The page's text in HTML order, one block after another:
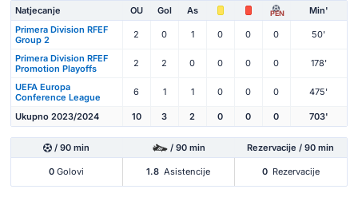
Natjecanje OU Gol As PEN
Min'
Primera Division RFEF
Group 2
2 0 1 0 0 0 50'
Primera Division RFEF
Promotion Playoffs
2 2 0 0 0 0 178'
UEFA Europa
Conference League
6 1 1 0 0 0 475'
Ukupno 2023/2024 10 3 2 0 0 0 703'
/ 90 min / 90 min Rezervacije / 90 min
0 Golovi 1.8 Asistencije 0 Rezervacije